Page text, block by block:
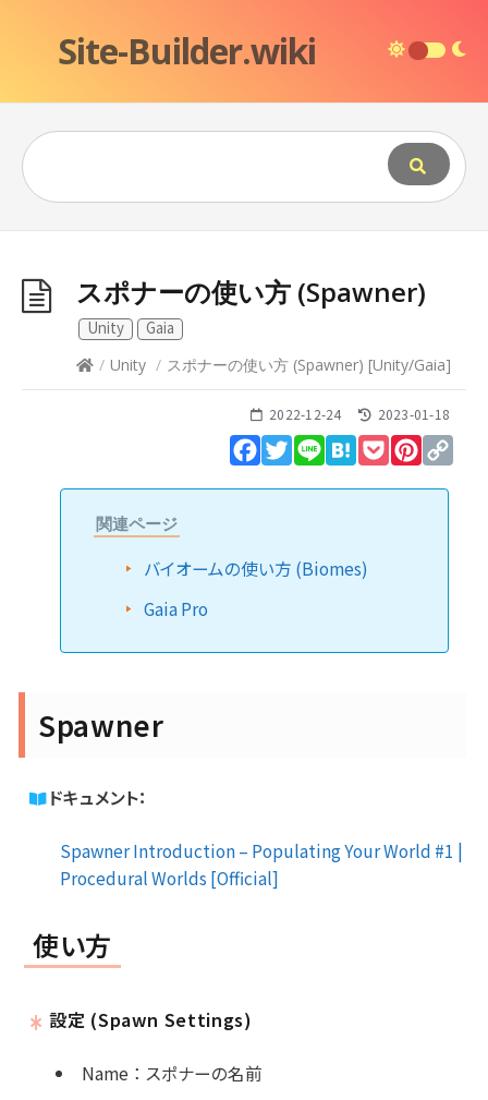
Site-Builder.wiki
スポナーの使い方 (Spawner)
Unity
Gaia
/ Unity / スポナーの使い方 (Spawner) [Unity/Gaia]
2022-12-24 2023-01-18
Facebook
Twitter
Line HatenaPocket
関連ページ
バイオームの使い方 (Biomes)
Gaia Pro
Spawner
ドキュメント：
Spawner Introduction – Populating Your World #1 |
Procedural Worlds [Official]
使い方
設定 (Spawn Settings)
Name ： スポナーの名前